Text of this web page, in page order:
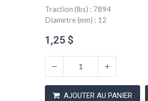
Traction (lbs) : 7894
Diamètre (mm) : 12
1,25 $
AJOUTER AU PANIER